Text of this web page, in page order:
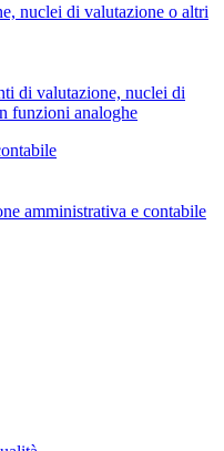
nuclei di valutazione o altri
di valutazione, nuclei di
funzioni analoghe
amministrativa e contabile